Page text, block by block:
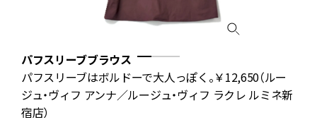
パフスリーブブラウス
パフスリーブはボルドーで大人っぽく。￥12,650（ルー
ジュ・ヴィフ アンナ／ルージュ・ヴィフ ラクレ ルミネ新
宿店）